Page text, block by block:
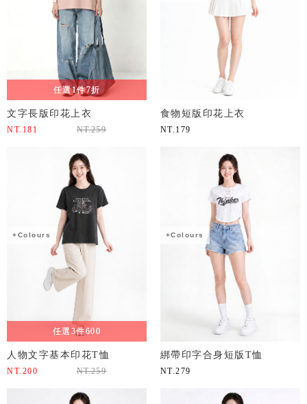
任選1件7折
文字長版印花上衣
NT. 181 NT.259
食物短版印花上衣
NT. 179
+Colours
任選3件600
人物文字基本印花T恤
NT. 200 NT.259
+Colours
綁帶印字合身短版T恤
NT.279